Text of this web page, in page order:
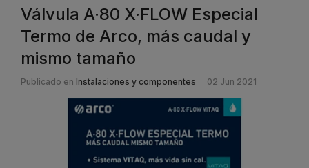
Válvula A·80 X·FLOW Especial
Termo de Arco, más caudal y
mismo tamaño
Publicado en Instalaciones y componentes 02 Jun 2021